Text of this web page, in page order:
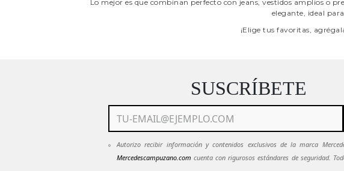
Lo mejor es que combinan perfecto con jeans, vestidos amplios o
elegante, ideal
¡Elige tus favoritas,
SUSCRÍBETE
Autorizo recibir información y contenidos exclusivos de la marca
Mercedescampuzano.com cuenta con rigurosos estándares de seguridad.